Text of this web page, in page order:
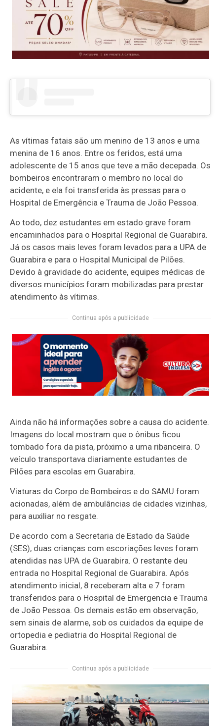
As vítimas fatais são um menino de 13 anos e uma
menina de 16 anos. Entre os feridos, está uma
adolescente de 15 anos que teve a mão decepada. Os
bombeiros encontraram o membro no local do
acidente, e ela foi transferida às pressas para o
Hospital de Emergência e Trauma de João Pessoa.
Ao todo, dez estudantes em estado grave foram
encaminhados para o Hospital Regional de Guarabira.
Já os casos mais leves foram levados para a UPA de
Guarabira e para o Hospital Municipal de Pilões.
Devido à gravidade do acidente, equipes médicas de
diversos municípios foram mobilizadas para prestar
atendimento às vítimas.
Continua após a publicidade
Ainda não há informações sobre a causa do acidente.
Imagens do local mostram que o ônibus ficou
tombado fora da pista, próximo a uma ribanceira. O
veículo transportava diariamente estudantes de
Pilões para escolas em Guarabira.
Viaturas do Corpo de Bombeiros e do SAMU foram
acionadas, além de ambulâncias de cidades vizinhas,
para auxiliar no resgate.
De acordo com a Secretaria de Estado da Saúde
(SES), duas crianças com escoriações leves foram
atendidas nas UPA de Guarabira. O restante deu
entrada no Hospital Regional de Guarabira. Após
atendimento inicial, 8 receberam alta e 7 foram
transferidos para o Hospital de Emergencia e Trauma
de João Pessoa. Os demais estão em observação,
sem sinais de alarme, sob os cuidados da equipe de
ortopedia e pediatria do Hospital Regional de
Guarabira.
Continua após a publicidade